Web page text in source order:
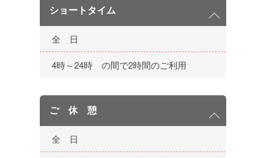
ショートタイム
全 日
4時～24時 の間で2時間のご利用
ご 休 憩
全 日